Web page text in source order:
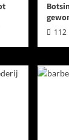
112